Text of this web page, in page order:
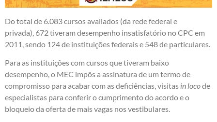
Do total de 6.083 cursos avaliados (da rede federal e
privada), 672 tiveram desempenho insatisfatório no CPC em
2011, sendo 124 de instituições federais e 548 de particulares.
Para as instituições com cursos que tiveram baixo
desempenho, o MEC impôs a assinatura de um termo de
compromisso para acabar com as deficiências, visitas in locode
especialistas para conferir o cumprimento do acordo e o
bloqueio da oferta de mais vagas nos vestibulares.